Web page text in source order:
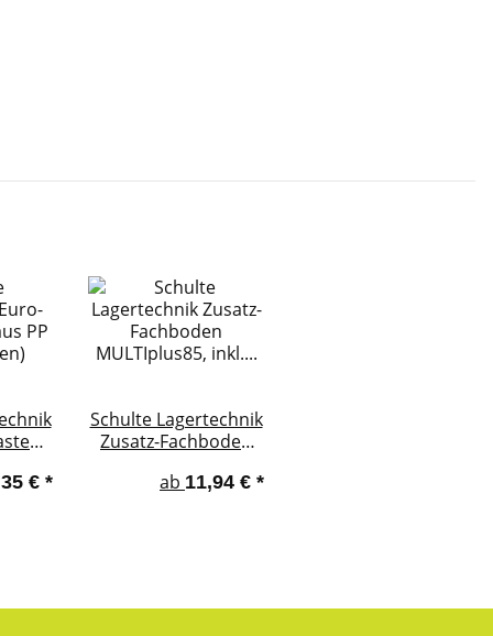
€ *
Schulte Lagertechnik
Zusatz-Fachboden
Fachbodenträgern
ab 11,94 € *